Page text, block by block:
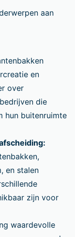
aan
en
over
die
hun buitenruimte
en stalen
zijn voor
waardevolle